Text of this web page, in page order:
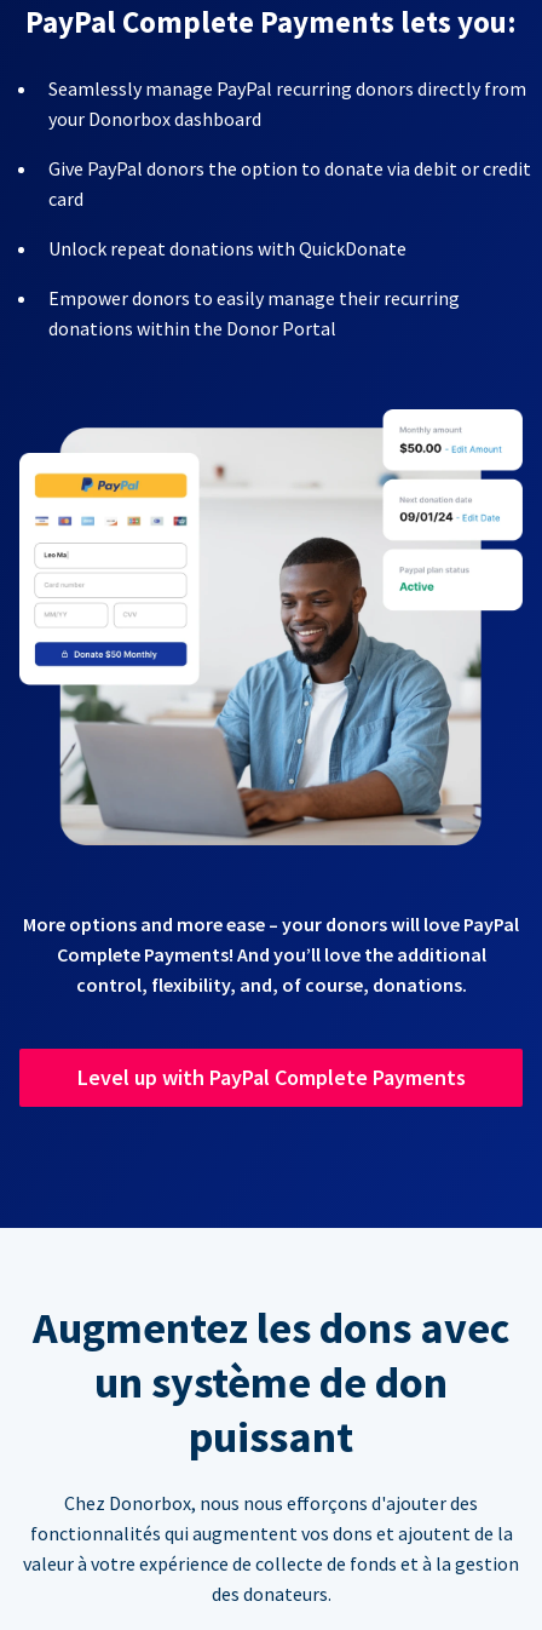
PayPal Complete Payments lets you:
Seamlessly manage PayPal recurring donors directly from
your Donorbox dashboard
Give PayPal donors the option to donate via debit or credit
card
Unlock repeat donations with QuickDonate
Empower donors to easily manage their recurring
donations within the Donor Portal
More options and more ease – your donors will love PayPal
Complete Payments! And you’ll love the additional
control, flexibility, and, of course, donations.
Level up with PayPal Complete Payments
Augmentez les dons avec
un système de don
puissant
Chez Donorbox, nous nous efforçons d'ajouter des
fonctionnalités qui augmentent vos dons et ajoutent de la
valeur à votre expérience de collecte de fonds et à la gestion
des donateurs.